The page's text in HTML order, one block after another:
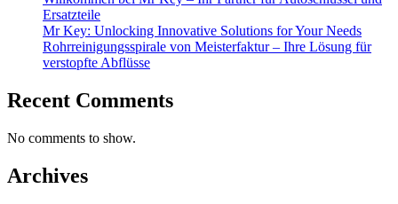
Ersatzteile
Mr Key: Unlocking Innovative Solutions for Your Needs
Rohrreinigungsspirale von Meisterfaktur – Ihre Lösung für
verstopfte Abflüsse
Recent Comments
No comments to show.
Archives